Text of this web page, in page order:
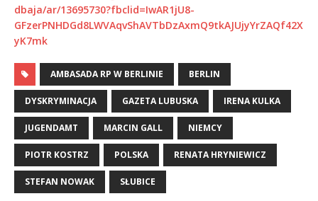
dbaja/ar/13695730?fbclid=IwAR1jU8-
GFzerPNHDGd8LWVAqvShAVTbDzAxmQ9tkAJUjyYrZAQf42X
yK7mk
AMBASADA RP W BERLINIE BERLIN
DYSKRYMINACJA GAZETA LUBUSKA IRENA KULKA
JUGENDAMT MARCIN GALL NIEMCY
PIOTR KOSTRZ POLSKA RENATA HRYNIEWICZ
STEFAN NOWAK SŁUBICE